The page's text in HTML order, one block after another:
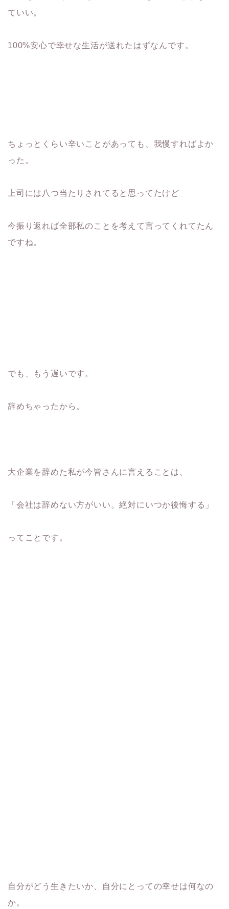
ていい。
100%安心で幸せな生活が送れたはずなんです。
ちょっとくらい辛いことがあっても、我慢すればよか
った。
上司には八つ当たりされてると思ってたけど
今振り返れば全部私のことを考えて言ってくれてたん
ですね。
でも、もう遅いです。
辞めちゃったから。
大企業を辞めた私が今皆さんに言えることは、
「会社は辞めない方がいい。絶対にいつか後悔する」
ってことです。
自分がどう生きたいか、自分にとっての幸せは何なの
か。